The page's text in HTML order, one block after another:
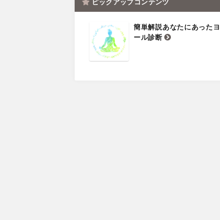
ピックアップコンテンツ
簡単解説あなたにあった
ール診断